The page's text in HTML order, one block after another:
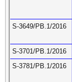
S-3649/PB.1/2016
S-3701/PB.1/2016
S-3781/PB.1/2016